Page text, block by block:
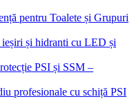
pentru Toalete și Grupuri
și hidranti cu LED și
PSI și SSM –
profesionale cu schiță PSI